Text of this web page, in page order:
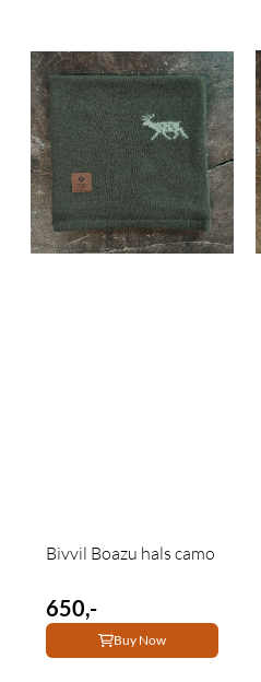
Bivvil Boazu hals camo
650,-
Buy Now